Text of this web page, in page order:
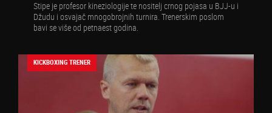
Stipe je profesor kineziologije te nositelj crnog pojasa u BJJ-u i
Džudu i osvajač mnogobrojnih turnira. Trenerskim poslom
bavi se više od petnaest godina.
KICKBOXING TRENER